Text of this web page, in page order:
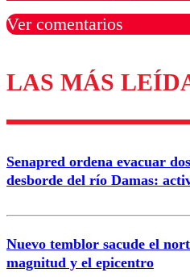
Ver comentarios
Los comentarios son
diálogo
Nombre
Correo
LAS MÁS
Senapred ordena evacuar
desborde del río Damas:
Nuevo temblor sacude el
magnitud y el epicentro